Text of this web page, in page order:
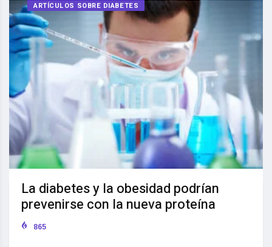
ARTÍCULOS SOBRE DIABETES
La diabetes y la obesidad podrían
prevenirse con la nueva proteína
865